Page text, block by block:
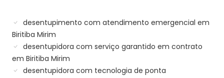
desentupimento com atendimento emergencial em
Biritiba Mirim
desentupidora com serviço garantido em contrato
em Biritiba Mirim
desentupidora com tecnologia de ponta